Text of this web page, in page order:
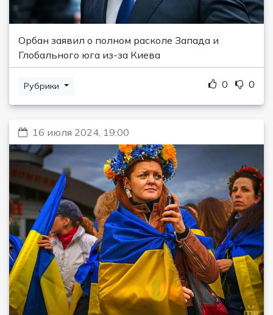
Орбан заявил о полном расколе Запада и
Глобального юга из-за Киева
Рубрики 0 0
16 июля 2024, 19:00